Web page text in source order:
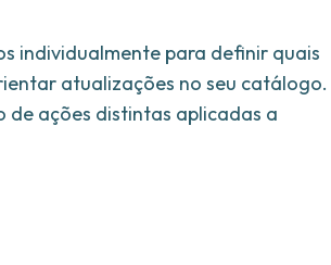
individualmente para definir quais
atualizações no seu catálogo.
ações distintas aplicadas a